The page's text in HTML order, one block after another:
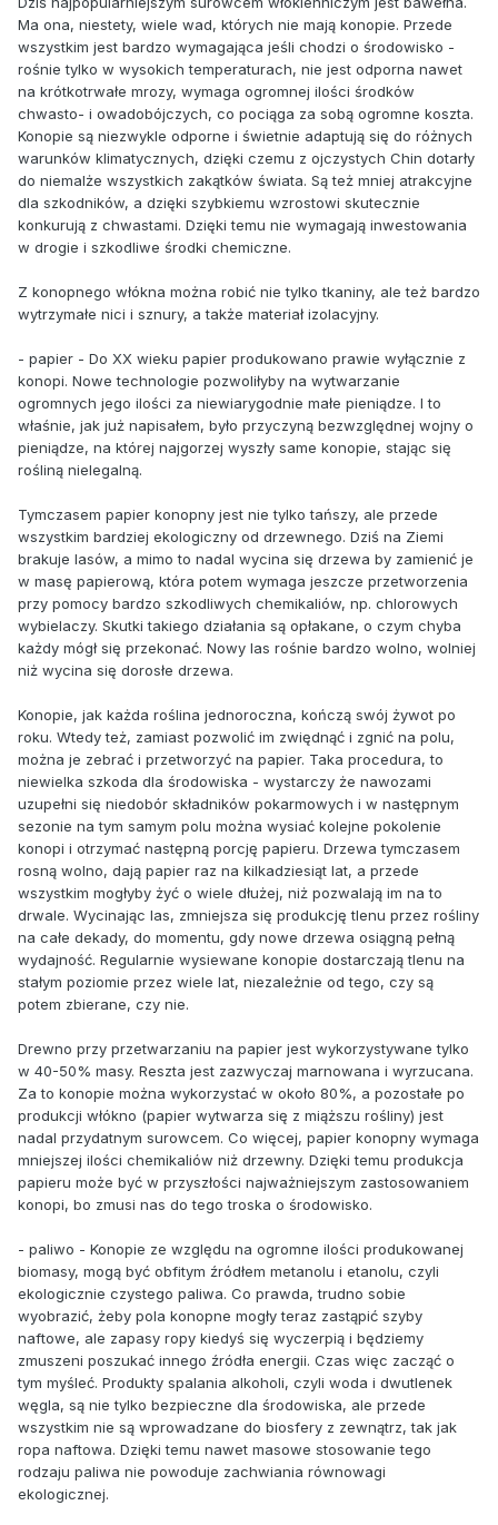
Ma ona, niestety, wiele wad, których nie mają konopie. Przede
wszystkim jest bardzo wymagająca jeśli chodzi o środowisko -
rośnie tylko w wysokich temperaturach, nie jest odporna nawet
na krótkotrwałe mrozy, wymaga ogromnej ilości środków
chwasto- i owadobójczych, co pociąga za sobą ogromne koszta.
Konopie są niezwykle odporne i świetnie adaptują się do różnych
warunków klimatycznych, dzięki czemu z ojczystych Chin dotarły
do niemalże wszystkich zakątków świata. Są też mniej atrakcyjne
dla szkodników, a dzięki szybkiemu wzrostowi skutecznie
konkurują z chwastami. Dzięki temu nie wymagają inwestowania
w drogie i szkodliwe środki chemiczne.
Z konopnego włókna można robić nie tylko tkaniny, ale też bardzo
wytrzymałe nici i sznury, a także materiał izolacyjny.
- papier - Do XX wieku papier produkowano prawie wyłącznie z
konopi. Nowe technologie pozwoliłyby na wytwarzanie
ogromnych jego ilości za niewiarygodnie małe pieniądze. I to
właśnie, jak już napisałem, było przyczyną bezwzględnej wojny o
pieniądze, na której najgorzej wyszły same konopie, stając się
rośliną nielegalną.
Tymczasem papier konopny jest nie tylko tańszy, ale przede
wszystkim bardziej ekologiczny od drzewnego. Dziś na Ziemi
brakuje lasów, a mimo to nadal wycina się drzewa by zamienić je
w masę papierową, która potem wymaga jeszcze przetworzenia
przy pomocy bardzo szkodliwych chemikaliów, np. chlorowych
wybielaczy. Skutki takiego działania są opłakane, o czym chyba
każdy mógł się przekonać. Nowy las rośnie bardzo wolno, wolniej
niż wycina się dorosłe drzewa.
Konopie, jak każda roślina jednoroczna, kończą swój żywot po
roku. Wtedy też, zamiast pozwolić im zwiędnąć i zgnić na polu,
można je zebrać i przetworzyć na papier. Taka procedura, to
niewielka szkoda dla środowiska - wystarczy że nawozami
uzupełni się niedobór składników pokarmowych i w następnym
sezonie na tym samym polu można wysiać kolejne pokolenie
konopi i otrzymać następną porcję papieru. Drzewa tymczasem
rosną wolno, dają papier raz na kilkadziesiąt lat, a przede
wszystkim mogłyby żyć o wiele dłużej, niż pozwalają im na to
drwale. Wycinając las, zmniejsza się produkcję tlenu przez rośliny
na całe dekady, do momentu, gdy nowe drzewa osiągną pełną
wydajność. Regularnie wysiewane konopie dostarczają tlenu na
stałym poziomie przez wiele lat, niezależnie od tego, czy są
potem zbierane, czy nie.
Drewno przy przetwarzaniu na papier jest wykorzystywane tylko
w 40-50% masy. Reszta jest zazwyczaj marnowana i wyrzucana.
Za to konopie można wykorzystać w około 80%, a pozostałe po
produkcji włókno (papier wytwarza się z miąższu rośliny) jest
nadal przydatnym surowcem. Co więcej, papier konopny wymaga
mniejszej ilości chemikaliów niż drzewny. Dzięki temu produkcja
papieru może być w przyszłości najważniejszym zastosowaniem
konopi, bo zmusi nas do tego troska o środowisko.
- paliwo - Konopie ze względu na ogromne ilości produkowanej
biomasy, mogą być obfitym źródłem metanolu i etanolu, czyli
ekologicznie czystego paliwa. Co prawda, trudno sobie
wyobrazić, żeby pola konopne mogły teraz zastąpić szyby
naftowe, ale zapasy ropy kiedyś się wyczerpią i będziemy
zmuszeni poszukać innego źródła energii. Czas więc zacząć o
tym myśleć. Produkty spalania alkoholi, czyli woda i dwutlenek
węgla, są nie tylko bezpieczne dla środowiska, ale przede
wszystkim nie są wprowadzane do biosfery z zewnątrz, tak jak
ropa naftowa. Dzięki temu nawet masowe stosowanie tego
rodzaju paliwa nie powoduje zachwiania równowagi
ekologicznej.